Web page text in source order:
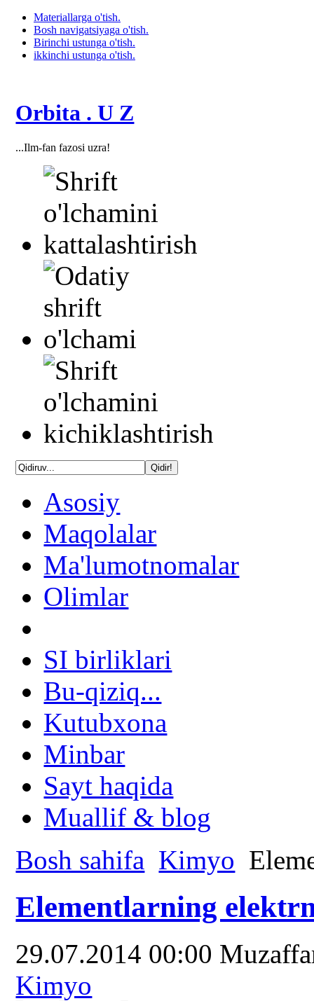
Materiallarga o'tish.
Bosh navigatsiyaga o'tish.
Birinchi ustunga o'tish.
ikkinchi ustunga o'tish.
Orbita . U Z
...Ilm-fan fazosi uzra!
Asosiy
Maqolalar
Ma'lumotnomalar
Olimlar
SI birliklari
Bu-qiziq...
Kutubxona
Minbar
Sayt haqida
Muallif & blog
Bosh sahifa Kimyo
Elementlarning
29.07.2014 00:00
Kimyo